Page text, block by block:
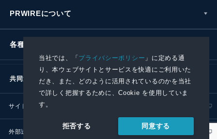
当社では、「プライバシーポリシー 」に定める通
り、本ウェブサイトとサービスを快適にご利用いた
だき、また、どのように活用されているのかを当社
で詳しく把握するために、Cookie を使用していま
す。
拒否する 同意する
PRWIREについて
各種お問い合わせ
共同通信社グループ
サイトポリシー
外部送信ポリシー プレスリリース取扱基準